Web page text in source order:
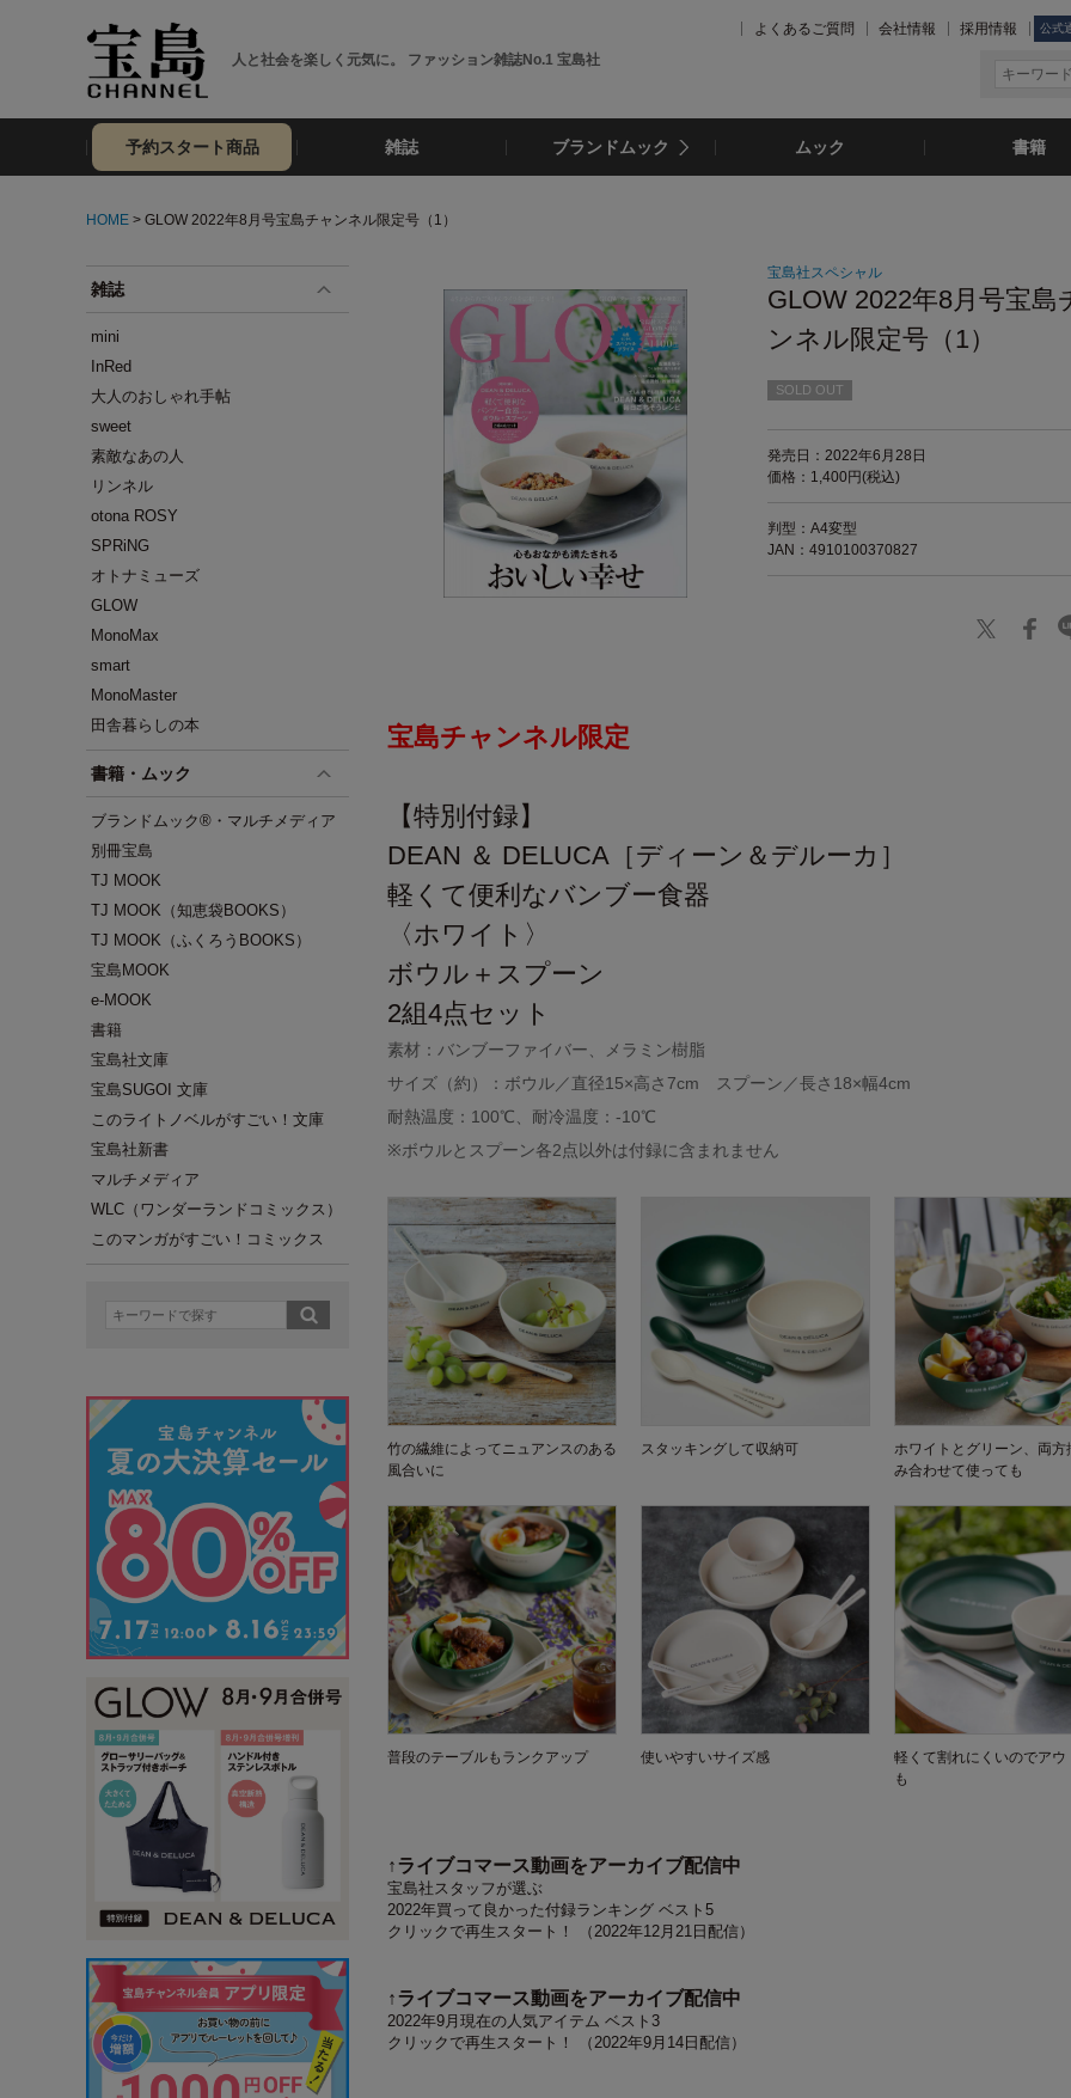
人と社会を楽しく元気に。 ファッション雑誌No.1 宝島社
よくあるご質問 会社情報 採用情報 公式
予約スタート商品 雑誌 ブランドムック ムック 書籍
HOME > GLOW 2022年8月号宝島チャンネル限定号（1）
雑誌
mini
InRed
大人のおしゃれ手帖
sweet
素敵なあの人
リンネル
otona ROSY
SPRiNG
オトナミューズ
GLOW
MonoMax
smart
MonoMaster
田舎暮らしの本
書籍・ムック
ブランドムック®・マルチメディア
別冊宝島
TJ MOOK
TJ MOOK（知恵袋BOOKS）
TJ MOOK（ふくろうBOOKS）
宝島MOOK
e-MOOK
書籍
宝島社文庫
宝島SUGOI 文庫
このライトノベルがすごい！文庫
宝島社新書
マルチメディア
WLC（ワンダーランドコミックス）
このマンガがすごい！コミックス
宝島社スペシャル
GLOW 2022年8月号宝島
ンネル限定号（1）
SOLD OUT
発売日：2022年6月28日
価格：1,400円(税込)
判型：A4変型
JAN：4910100370827
宝島チャンネル限定
【特別付録】
DEAN ＆ DELUCA［ディーン＆デルーカ］
軽くて便利なバンブー食器
〈ホワイト〉
ボウル＋スプーン
2組4点セット
素材：バンブーファイバー、メラミン樹脂
サイズ（約）：ボウル／直径15×高さ7cm スプーン／長さ18×幅4cm
耐熱温度：100℃、耐冷温度：-10℃
※ボウルとスプーン各2点以外は付録に含まれません
竹の繊維によってニュアンスのある
風合いに
スタッキングして収納可
ホワイトとグリーン、両方
み合わせて使っても
普段のテーブルもランクアップ 使いやすいサイズ感
軽くて割れにくいのでアウ
も
↑ライブコマース動画をアーカイブ配信中
宝島社スタッフが選ぶ
2022年買って良かった付録ランキング ベスト5
クリックで再生スタート！ （2022年12月21日配信）
↑ライブコマース動画をアーカイブ配信中
2022年9月現在の人気アイテム ベスト3
クリックで再生スタート！ （2022年9月14日配信）